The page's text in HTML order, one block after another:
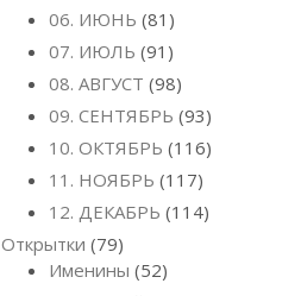
06. ИЮНЬ (81)
07. ИЮЛЬ (91)
08. АВГУСТ (98)
09. СЕНТЯБРЬ (93)
10. ОКТЯБРЬ (116)
11. НОЯБРЬ (117)
12. ДЕКАБРЬ (114)
Открытки (79)
Именины (52)